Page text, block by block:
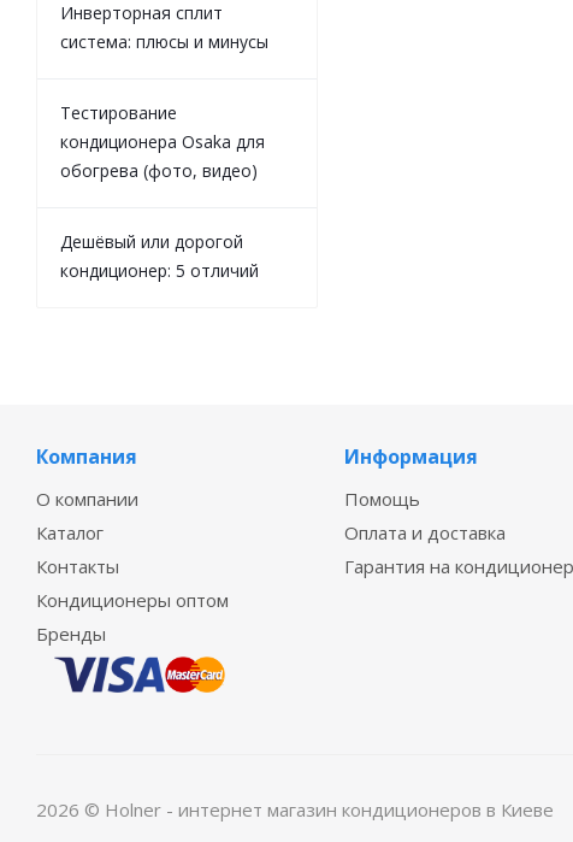
Инверторная сплит
система: плюсы и минусы
Тестирование
кондиционера Osaka для
обогрева (фото, видео)
Дешёвый или дорогой
кондиционер: 5 отличий
Компания
О компании
Каталог
Контакты
Кондиционеры оптом
Бренды
Информация
Помощь
Оплата и доставка
Гарантия на
2026 © Holner - интернет магазин кондиционеров в Киеве